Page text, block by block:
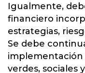
Igualmente,
financiero
estrategias,
Se debe
implementación
verdes, sociales